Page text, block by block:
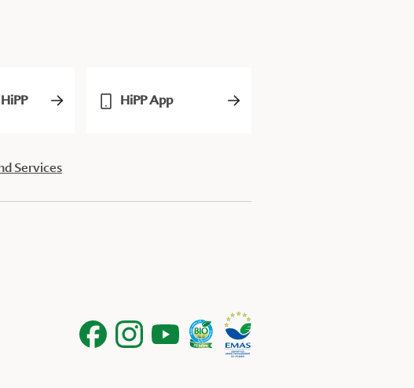
HiPP App
Services